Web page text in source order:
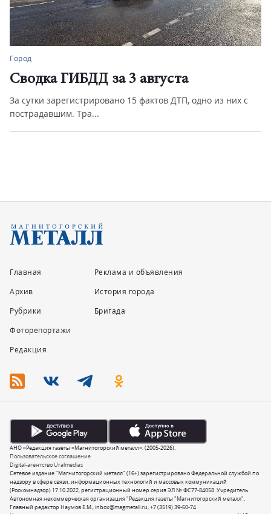
Город
Сводка ГИБДД за 3 августа
За сутки зарегистрировано 15 фактов ДТП, одно из них с
пострадавшим. Тра...
Главная
Архив
Рубрики
Фоторепортажи
Редакция
Реклама и объявления
История города
Бригада
Сетевое издание "Магнитогорский металл" (16+) зарегистрировано Федеральной службой по
надзору в сфере связи, информационных технологий и массовых коммуникаций
(Роскомнадзор) 17.10.2022, регистрационный номер серия ЭЛ № ФС77-84058. Учредитель
Автономная некоммерческая организация "Редакция газеты "Магнитогорский металл".
Главный редактор Наумов Е.М.,inbox@magmetall.ru,+7 (3519) 39-60-74
Пользовательское соглашение
Digital-агентство Uralmedias
АНО «Редакция газеты «Магнитогорский металл». (2005-2026).